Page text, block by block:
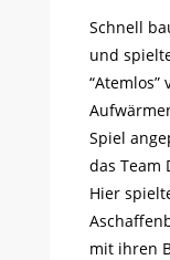
Schnell
und
“Atemlos”
Spiel
das Team
Hier
mit ihren